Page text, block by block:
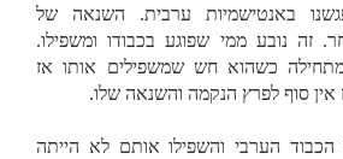
באנטישמיות ערבית. השנאה של
זה נובע ממי שפוגע בכבודו ומשפילו.
כשהוא חש שמשפילים אותו אז
אין סוף לפרץ הנקמה והשנאה שלו.
הכבוד הערבי והשפילו אותם לא הייתה